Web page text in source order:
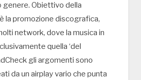
genere. Obiettivo della
la promozione discografica,
network, dove la musica in
quella ‘del
gli argomenti sono
da un airplay vario che punta